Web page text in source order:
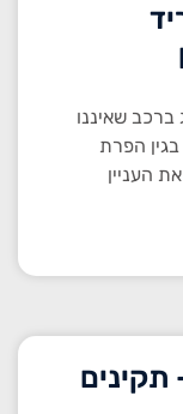
שאיננו
בגין הפרת
העניין